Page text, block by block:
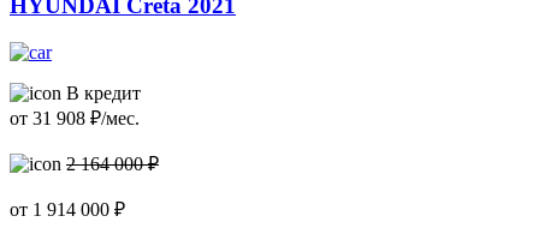
HYUNDAI Creta 2021
В кредит
от 31 908 ₽/мес.
2 164 000 ₽
от 1 914 000 ₽